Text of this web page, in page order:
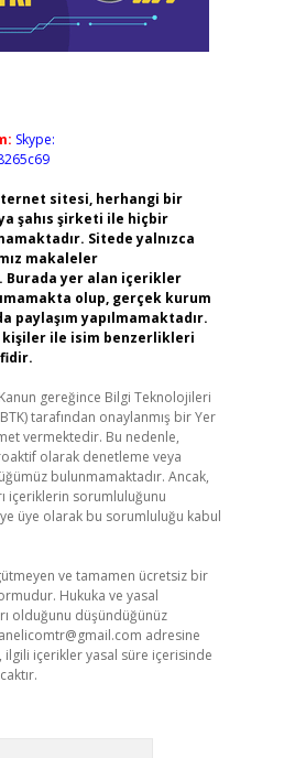
Skype:
sitesi, herhangi bir
şahıs şirketi ile hiçbir
Sitede yalnızca
makaleler
Burada yer alan içerikler
olup, gerçek kurum
paylaşım yapılmamaktadır.
kişiler ile isim benzerlikleri
Kanun gereğince Bilgi Teknolojileri
tarafından onaylanmış bir Yer
vermektedir. Bu nedenle,
olarak denetleme veya
bulunmamaktadır. Ancak,
içeriklerin sorumluluğunu
üye olarak bu sorumluluğu kabul
ve tamamen ücretsiz bir
Hukuka ve yasal
olduğunu düşündüğünüz
adresine
içerikler yasal süre içerisinde